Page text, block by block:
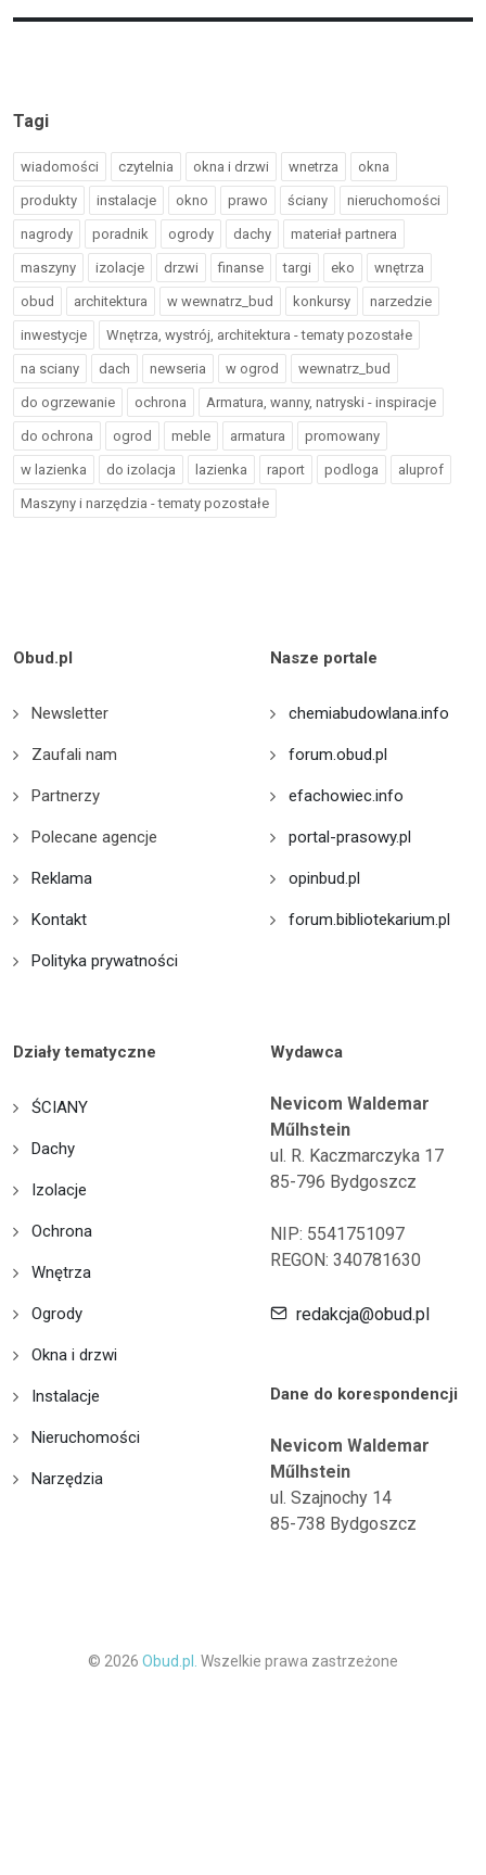
Tagi
wiadomości czytelnia okna i drzwi wnetrza okna
produkty instalacje okno prawo ściany nieruchomości
nagrody poradnik ogrody dachy materiał partnera
maszyny izolacje drzwi finanse targi eko wnętrza
obud architektura w wewnatrz_bud konkursy narzedzie
inwestycje Wnętrza, wystrój, architektura - tematy pozostałe
na sciany dach newseria w ogrod wewnatrz_bud
do ogrzewanie ochrona Armatura, wanny, natryski - inspiracje
do ochrona ogrod meble armatura promowany
w lazienka do izolacja lazienka raport podloga aluprof
Maszyny i narzędzia - tematy pozostałe
Obud.pl
Newsletter
Zaufali nam
Partnerzy
Polecane agencje
Reklama
Kontakt
Polityka prywatności
Nasze portale
chemiabudowlana.info
forum.obud.pl
efachowiec.info
portal-prasowy.pl
opinbud.pl
forum.bibliotekarium.pl
Działy tematyczne
ŚCIANY
Dachy
Izolacje
Ochrona
Wnętrza
Ogrody
Okna i drzwi
Instalacje
Nieruchomości
Narzędzia
Wydawca
Nevicom Waldemar
Műlhstein
ul. R. Kaczmarczyka 17
85-796 Bydgoszcz
NIP: 5541751097
REGON: 340781630
redakcja@obud.pl
Dane do korespondencji
Nevicom Waldemar
Műlhstein
ul. Szajnochy 14
85-738 Bydgoszcz
© 2026 Obud.pl. Wszelkie prawa zastrzeżone